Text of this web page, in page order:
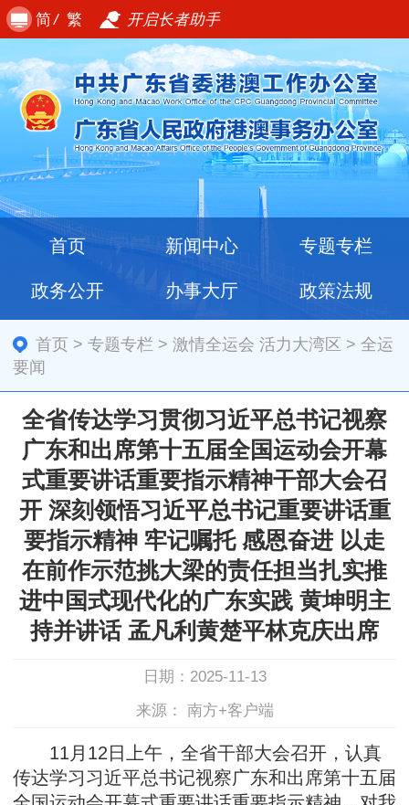
简/ 繁 开启长者助手
首页 新闻中心 专题专栏
政务公开 办事大厅 政策法规
首页 >专题专栏 >激情全运会 活力大湾区 >全运
要闻
全省传达学习贯彻习近平总书记视察
广东和出席第十五届全国运动会开幕
式重要讲话重要指示精神干部大会召
开 深刻领悟习近平总书记重要讲话重
要指示精神 牢记嘱托 感恩奋进 以走
在前作示范挑大梁的责任担当扎实推
进中国式现代化的广东实践 黄坤明主
持并讲话 孟凡利黄楚平林克庆出席
日期：2025-11-13
来源： 南方+客户端
11月12日上午，全省干部大会召开，认真
传达学习习近平总书记视察广东和出席第十五届